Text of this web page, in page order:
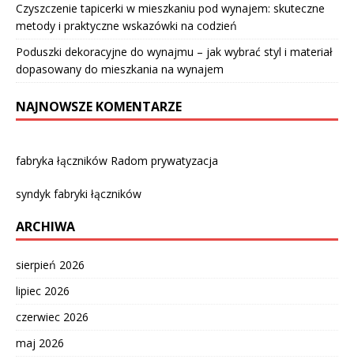
Czyszczenie tapicerki w mieszkaniu pod wynajem: skuteczne
metody i praktyczne wskazówki na codzień
Poduszki dekoracyjne do wynajmu – jak wybrać styl i materiał
dopasowany do mieszkania na wynajem
NAJNOWSZE KOMENTARZE
fabryka łączników Radom prywatyzacja
syndyk fabryki łączników
ARCHIWA
sierpień 2026
lipiec 2026
czerwiec 2026
maj 2026